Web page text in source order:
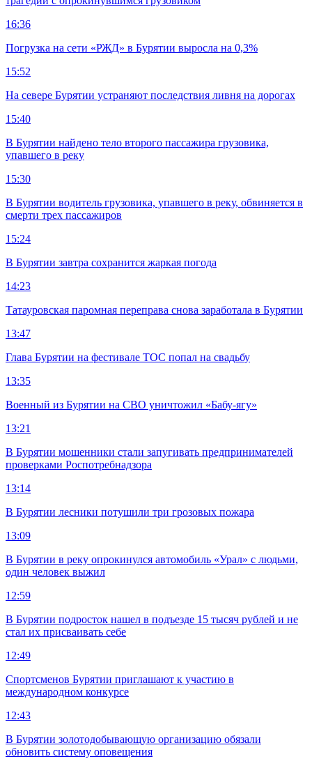
16:36
Погрузка на сети «РЖД» в Бурятии выросла на 0,3%
15:52
На севере Бурятии устраняют последствия ливня на дорогах
15:40
В Бурятии найдено тело второго пассажира грузовика,
упавшего в реку
15:30
В Бурятии водитель грузовика, упавшего в реку, обвиняется в
смерти трех пассажиров
15:24
В Бурятии завтра сохранится жаркая погода
14:23
Татауровская паромная переправа снова заработала в Бурятии
13:47
Глава Бурятии на фестивале ТОС попал на свадьбу
13:35
Военный из Бурятии на СВО уничтожил «Бабу-ягу»
13:21
В Бурятии мошенники стали запугивать предпринимателей
проверками Роспотребнадзора
13:14
В Бурятии лесники потушили три грозовых пожара
13:09
В Бурятии в реку опрокинулся автомобиль «Урал» с людьми,
один человек выжил
12:59
В Бурятии подросток нашел в подъезде 15 тысяч рублей и не
стал их присваивать себе
12:49
Спортсменов Бурятии приглашают к участию в
международном конкурсе
12:43
В Бурятии золотодобывающую организацию обязали
обновить систему оповещения